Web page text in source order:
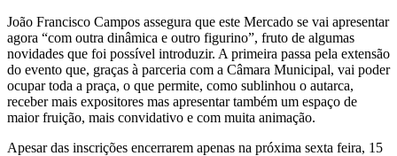
João Francisco Campos assegura que este Mercado se vai apresentar
agora “com outra dinâmica e outro figurino”, fruto de algumas
novidades que foi possível introduzir. A primeira passa pela extensão
do evento que, graças à parceria com a Câmara Municipal, vai poder
ocupar toda a praça, o que permite, como sublinhou o autarca,
receber mais expositores mas apresentar também um espaço de
maior fruição, mais convidativo e com muita animação.
Apesar das inscrições encerrarem apenas na próxima sexta feira, 15